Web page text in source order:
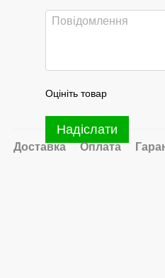
Оцініть товар
Надіслати
Доставка Оплата